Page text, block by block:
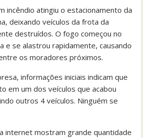
incêndio atingiu o estacionamento da
deixando veículos da frota da
destruídos. O fogo começou no
e se alastrou rapidamente, causando
os moradores próximos.
informações iniciais indicam que
em um dos veículos que acabou
outros 4 veículos. Ninguém se
internet mostram grande quantidade